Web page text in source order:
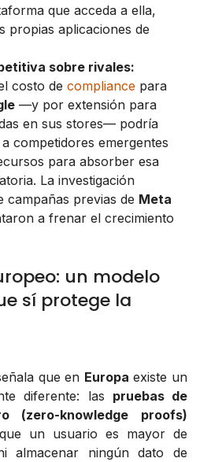
que acceda a ella,
propias aplicaciones de
sobre rivales:
costo de compliance para
—y por extensión para
en sus stores— podría
competidores emergentes
para absorber esa
La investigación
campañas previas de Meta
a frenar el crecimiento
un modelo
sí protege la
que en Europa existe un
diferente: las pruebas de
(zero-knowledge proofs)
un usuario es mayor de
almacenar ningún dato de